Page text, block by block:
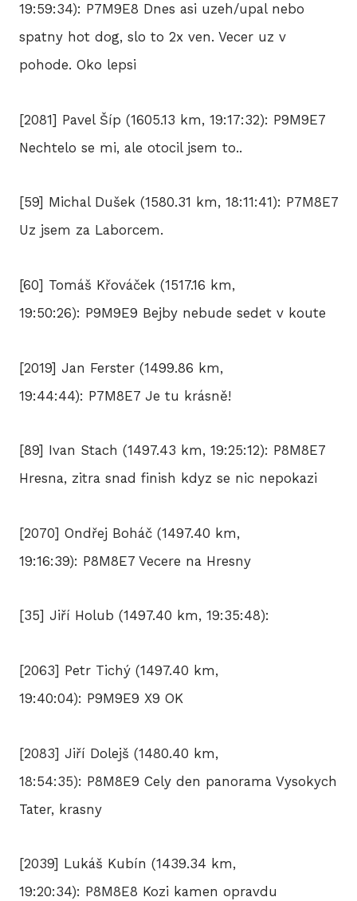
E-
19:59:34): P7M9E8 Dnes asi uzeh/upal nebo
spatny hot dog, slo to 2x ven. Vecer uz v
pohode. Oko lepsi
[2081] Pavel Šíp (1605.13 km, 19:17:32): P9M9E7
Nechtelo se mi, ale otocil jsem to..
[59] Michal Dušek (1580.31 km, 18:11:41): P7M8E7
Uz jsem za Laborcem.
[60] Tomáš Křováček (1517.16 km,
19:50:26): P9M9E9 Bejby nebude sedet v koute
[2019] Jan Ferster (1499.86 km,
19:44:44): P7M8E7 Je tu krásně!
[89] Ivan Stach (1497.43 km, 19:25:12): P8M8E7
Hresna, zitra snad finish kdyz se nic nepokazi
[2070] Ondřej Boháč (1497.40 km,
19:16:39): P8M8E7 Vecere na Hresny
[35] Jiří Holub (1497.40 km, 19:35:48):
[2063] Petr Tichý (1497.40 km,
19:40:04): P9M9E9 X9 OK
[2083] Jiří Dolejš (1480.40 km,
18:54:35): P8M8E9 Cely den panorama Vysokych
Tater, krasny
[2039] Lukáš Kubín (1439.34 km,
19:20:34): P8M8E8 Kozi kamen opravdu